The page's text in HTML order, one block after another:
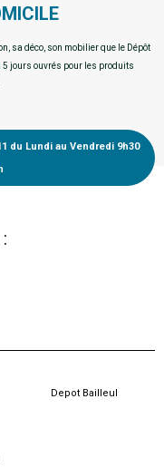
sa déco, son mobilier que le Dépôt
jours ouvrés pour les produits
du Lundi au Vendredi 9h30